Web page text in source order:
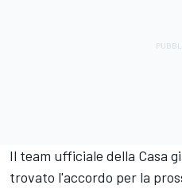
Il team ufficiale della Casa
trovato l'accordo per la